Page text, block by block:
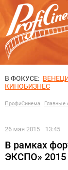
В ФОКУСЕ:
КИНОБИЗНЕС
ПрофиСинема Главные
26 мая 2015 13:45
В рамках
ЭКСПО» 2015